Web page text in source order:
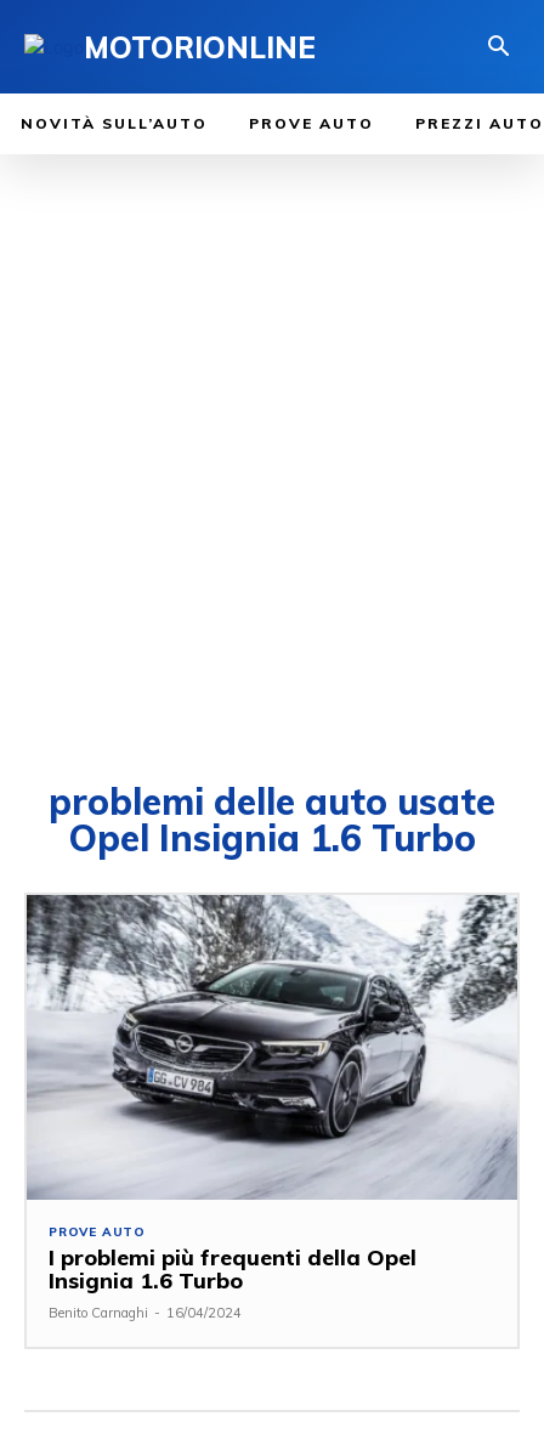
MOTORIONLINE
NOVITÀ SULL’AUTO PROVE AUTO PREZZI AUTO
problemi delle auto usate
Opel Insignia 1.6 Turbo
PROVE AUTO
I problemi più frequenti della Opel
Insignia 1.6 Turbo
Benito Carnaghi - 16/04/2024